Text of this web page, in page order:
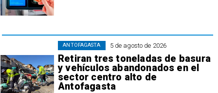
5 de agosto de 2026
Retiran tres toneladas de basura
y vehículos abandonados en el
sector centro alto de
Antofagasta
ANTOFAGASTA